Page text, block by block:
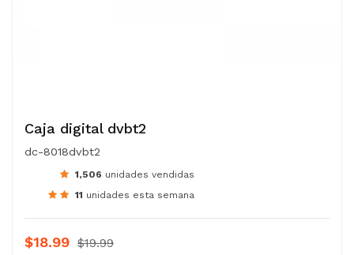
Caja digital dvbt2
dc-8018dvbt2
1,506 unidades vendidas
11 unidades esta semana
$18.99 $19.99